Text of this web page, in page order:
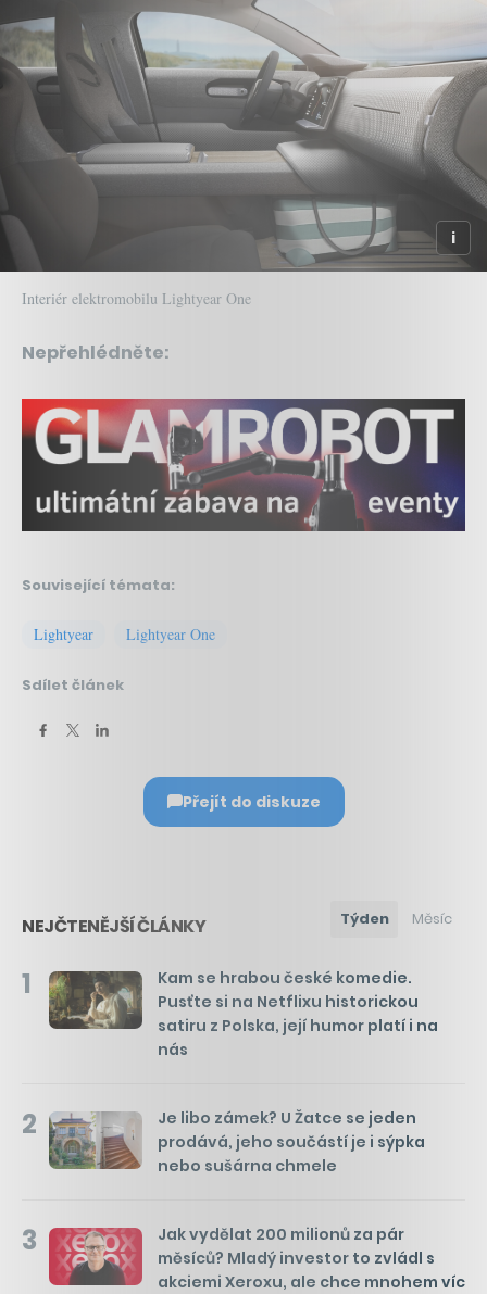
Interiér elektromobilu Lightyear One
Nepřehlédněte:
Související témata:
Lightyear Lightyear One
Sdílet článek
Přejít do diskuze
NEJČTENĚJŠÍ ČLÁNKY Týden Měsíc
1
Kam se hrabou české komedie.
Pusťte si na Netflixu historickou
satiru z Polska, její humor platí i na
nás
2
Je libo zámek? U Žatce se jeden
prodává, jeho součástí je i sýpka
nebo sušárna chmele
3
Jak vydělat 200 milionů za pár
měsíců? Mladý investor to zvládl s
akciemi Xeroxu, ale chce mnohem víc